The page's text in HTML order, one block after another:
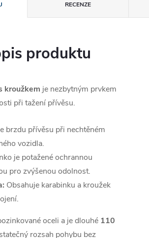
RECENZE
produktu
kroužkem je nezbytným prvkem
při tažení přívěsu.
brzdu přívěsu při nechtěném
vozidla.
je potažené ochrannou
pro zvýšenou odolnost.
Obsahuje karabinku a kroužek
oceli a je dlouhé 110
rozsah pohybu bez